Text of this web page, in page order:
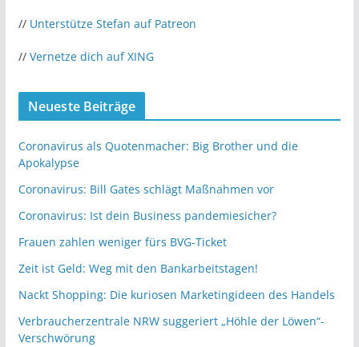
// Unterstütze Stefan auf Patreon
// Vernetze dich auf XING
Neueste Beiträge
Coronavirus als Quotenmacher: Big Brother und die
Apokalypse
Coronavirus: Bill Gates schlägt Maßnahmen vor
Coronavirus: Ist dein Business pandemiesicher?
Frauen zahlen weniger fürs BVG-Ticket
Zeit ist Geld: Weg mit den Bankarbeitstagen!
Nackt Shopping: Die kuriosen Marketingideen des Handels
Verbraucherzentrale NRW suggeriert „Höhle der Löwen“-
Verschwörung